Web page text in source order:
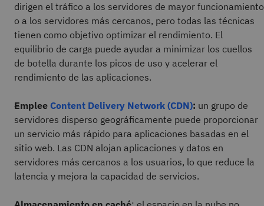
dirigen el tráfico a los servidores de mayor funcionamiento
o a los servidores más cercanos, pero todas las técnicas
tienen como objetivo optimizar el rendimiento. El
equilibrio de carga puede ayudar a minimizar los cuellos
de botella durante los picos de uso y acelerar el
rendimiento de las aplicaciones.
Emplee Content Delivery Network (CDN): un grupo de
servidores disperso geográficamente puede proporcionar
un servicio más rápido para aplicaciones basadas en el
sitio web. Las CDN alojan aplicaciones y datos en
servidores más cercanos a los usuarios, lo que reduce la
latencia y mejora la capacidad de servicios.